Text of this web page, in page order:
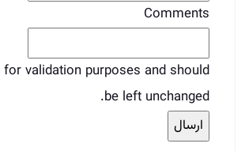
برای دوستات بفرست
قبلیقبلیتکنیک‌های مهم زبان بدن برای
بعدینکات مهم در خصوص ملک اکازیون